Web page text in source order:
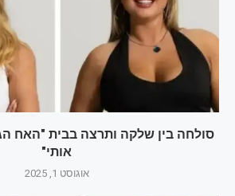
סולחה בין שלקה ותרצה בבית "האח
אותי"
אוגוסט 1, 2025